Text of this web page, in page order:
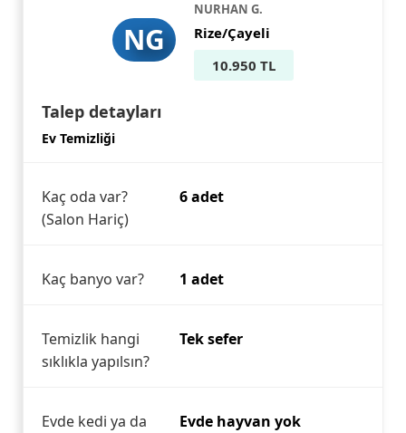
NG
NURHAN G.
Rize/Çayeli
10.950 TL
Talep detayları
Ev Temizliği
Kaç oda var?
(Salon Hariç)
6 adet
Kaç banyo var? 1 adet
Temizlik hangi
sıklıkla yapılsın?
Tek sefer
Evde kedi ya da
Evde hayvan yok